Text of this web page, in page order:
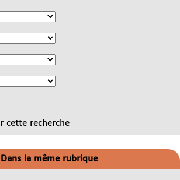
cette recherche
Dans la même rubrique